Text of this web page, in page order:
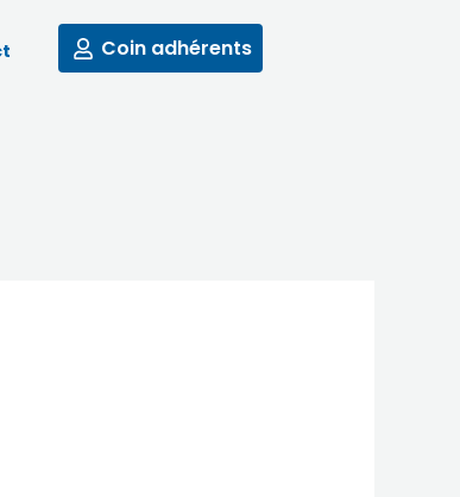
Coin adhérents